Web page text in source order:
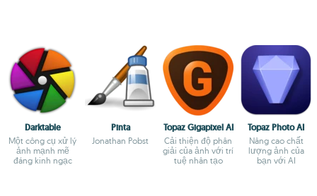
Darktable
Một công cụ xử lý
ảnh mạnh mẽ
đáng kinh ngạc
Pinta
Jonathan Pobst
Topaz Gigapixel AI
Cải thiện độ phân
giải của ảnh với trí
tuệ nhân tạo
Topaz Photo AI
Nâng cao chất
lượng ảnh của
bạn với AI